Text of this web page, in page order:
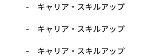
キャリア・スキルアップ
キャリア・スキルアップ
キャリア・スキルアップ